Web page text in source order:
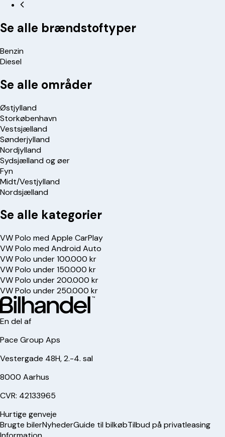
Se alle brændstoftyper
Benzin
Diesel
Se alle områder
Østjylland
Storkøbenhavn
Vestsjælland
Sønderjylland
Nordjylland
Sydsjælland og øer
Fyn
Midt/Vestjylland
Nordsjælland
Se alle kategorier
VW Polo med Apple CarPlay
VW Polo med Android Auto
VW Polo under 100.000 kr
VW Polo under 150.000 kr
VW Polo under 200.000 kr
VW Polo under 250.000 kr
En del af
Pace Group Aps
Vestergade 48H, 2.-4. sal
8000 Aarhus
CVR: 42133965
Hurtige genveje
Brugte bilerNyhederGuide til bilkøbTilbud på privatleasing